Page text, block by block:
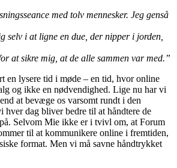
med tolv mennesker. Jeg genså
selv i at ligne en due, der nipper i jorden,
at sikre mig, at de alle sammen var med.”
en lysere tid i møde – en tid, hvor online
og ikke en nødvendighed. Lige nu har vi
at bevæge os varsomt rundt i den
hver dag bliver bedre til at håndtere de
Selvom Mie ikke er i tvivl om, at Forum
til at kommunikere online i fremtiden,
format. Men vi må savne håndtrykket